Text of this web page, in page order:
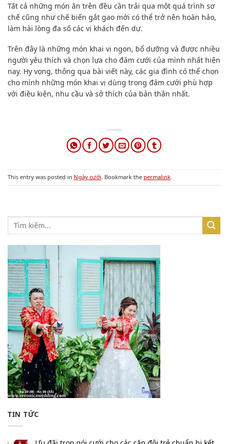
Tất cả những món ăn trên đều cần trải qua một quá trình sơ
chế cũng như chế biến gắt gao mới có thể trở nên hoàn hảo,
làm hài lòng đa số các vị khách đến dự.
Trên đây là những món khai vị ngon, bổ dưỡng và được nhiều
người yêu thích và chọn lựa cho đám cưới của mình nhất hiện
nay. Hy vọng, thông qua bài viết này, các gia đình có thể chọn
cho mình những món khai vị dùng trong đám cưới phù hợp
với điều kiện, nhu cầu và sở thích của bản thân nhất.
This entry was posted in Ngày cưới. Bookmark the permalink.
TIN TỨC